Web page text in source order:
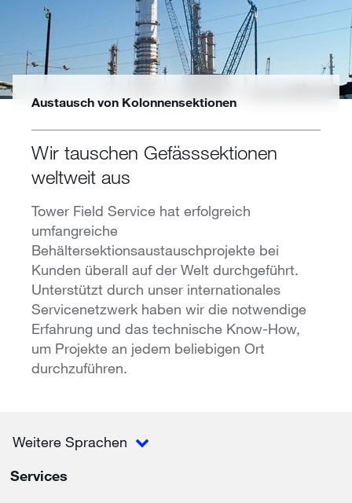
Austausch von Kolonnensektionen
Wir tauschen Gefässsektionen
weltweit aus
Tower Field Service hat erfolgreich
umfangreiche
Behältersektionsaustauschprojekte bei
Kunden überall auf der Welt durchgeführt.
Unterstützt durch unser internationales
Servicenetzwerk haben wir die notwendige
Erfahrung und das technische Know-How,
um Projekte an jedem beliebigen Ort
durchzuführen.
Weitere Sprachen
Services